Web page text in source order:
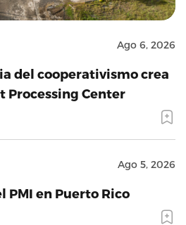
Ago 6, 2026
del cooperativismo crea
Processing Center
Ago 5, 2026
PMI en Puerto Rico